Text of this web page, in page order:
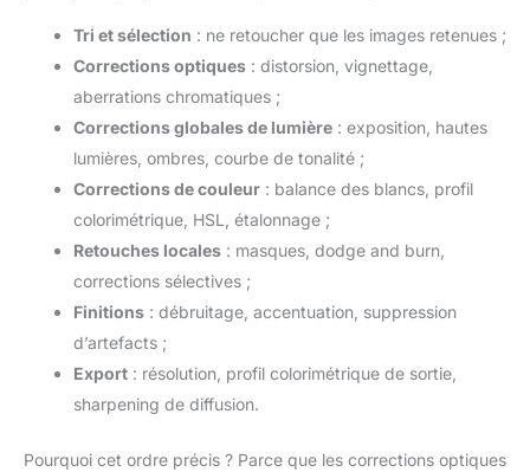
Tri et sélection : ne retoucher que les images retenues ;
Corrections optiques : distorsion, vignettage,
aberrations chromatiques ;
Corrections globales de lumière : exposition, hautes
lumières, ombres, courbe de tonalité ;
Corrections de couleur : balance des blancs, profil
colorimétrique, HSL, étalonnage ;
Retouches locales : masques, dodge and burn,
corrections sélectives ;
Finitions : débruitage, accentuation, suppression
d’artefacts ;
Export : résolution, profil colorimétrique de sortie,
sharpening de diffusion.
Pourquoi cet ordre précis ? Parce que les corrections optiques